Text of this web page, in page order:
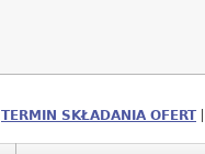
TERMIN SKŁADANIA OFERT